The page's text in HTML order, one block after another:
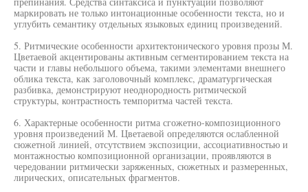
маркировать не только интонационные особенности текста, но и
углубить семантику отдельных языковых единиц произведений.
5. Ритмические особенности архитектонического уровня прозы М.
Цветаевой акцентированы активным сегментированием текста на
части и главы небольшого объема, такими элементами внешнего
облика текста, как заголовочный комплекс, драматургическая
разбивка, демонстрируют неоднородность ритмической
структуры, контрастность темпоритма частей текста.
6. Характерные особенности ритма сгожетно-композиционного
уровня произведений М. Цветаевой определяются ослабленной
сюжетной линией, отсутствием экспозиции, ассоциативностью и
монтажностью композиционной организации, проявляются в
чередовании ритмически заряженных, сюжетных и размеренных,
лирических, описательных фрагментов.